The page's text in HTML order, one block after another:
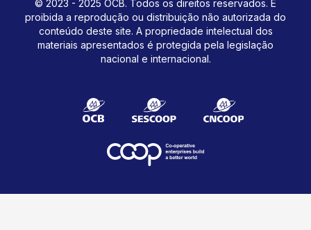
© 2023 - 2025 OCB. Todos os direitos reservados. É
proibida a reprodução ou distribuição não autorizada do
conteúdo deste site. A propriedade intelectual dos
materiais apresentados é protegida pela legislação
nacional e internacional.